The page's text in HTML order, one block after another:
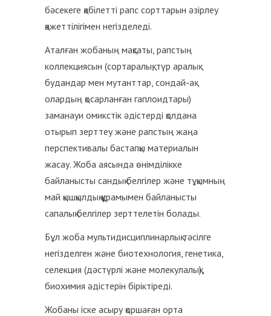
бәсекеге қабілетті рапс сорттарын әзірлеу
қажеттілігімен негізделеді.
Аталған жобаның мақсаты, рапстың
коллекциясын (сортаралық, түр аралық
будандар мен мутанттар, сондай-ақ
олардың қосарланған гаплоидтары)
заманауи омикстік әдістерді қолдана
отырып зерттеу және рапстың жаңа
перспективалы бастапқы материалын
жасау. Жоба аясында өнімділікке
байланысты сандық белгілер және тұқымның
май қышқылдық құрамымен байланысты
сапалық белгілер зерттелетін болады.
Бұл жоба мультидисциплинарлық тәсілге
негізделген және биотехнология, генетика,
селекция (дәстүрлі және молекулалық),
биохимия әдістерін біріктіреді.
Жобаны іске асыру қоршаған орта